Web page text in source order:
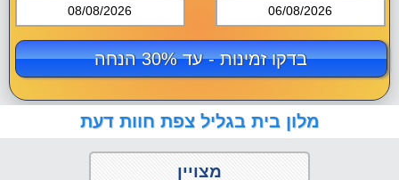
08/08/2026 06/08/2026
בדקו זמינות - עד 30% הנחה
מלון בית בגליל צפת חוות דעת
מצויין